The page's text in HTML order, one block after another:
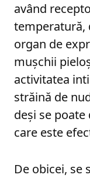
având
temperatură,
organ de
mușchii
activitatea
străină de
deși se poate
care este
De obicei, se